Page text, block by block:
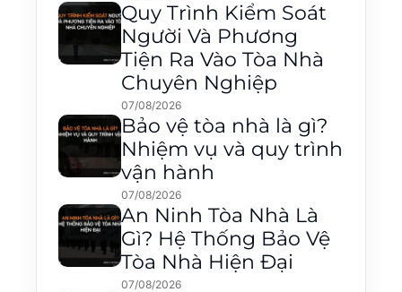
Quy Trình Kiểm Soát
Người Và Phương
Tiện Ra Vào Tòa Nhà
Chuyên Nghiệp
07/08/2026
Bảo vệ tòa nhà là gì?
Nhiệm vụ và quy trình
vận hành
07/08/2026
An Ninh Tòa Nhà Là
Gì? Hệ Thống Bảo Vệ
Tòa Nhà Hiện Đại
07/08/2026